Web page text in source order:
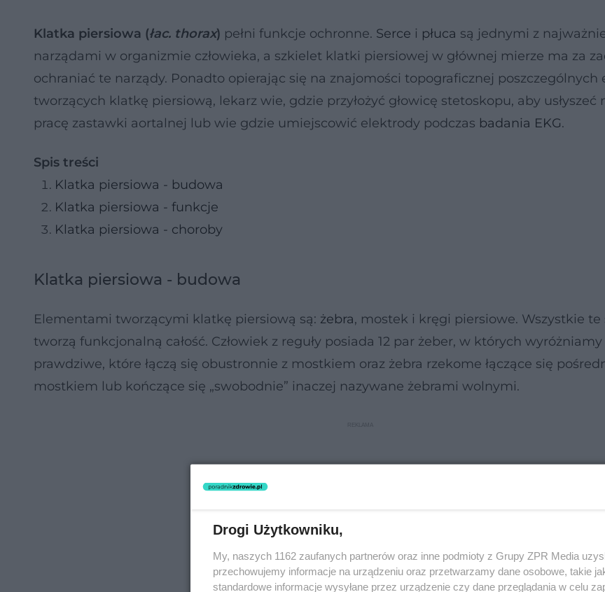
Klatka piersiowa (łac. thorax) pełni funkcje ochronne. Serce i płuca są jednymi z
narządami w organizmie człowieka, a szkielet klatki piersiowej w głównej mierze ma za
ochraniać te narządy. Ponadto opierając się na znajomości topograficznej poszczególnych
tworzących klatkę piersiową, lekarz wie, gdzie przyłożyć głowicę stetoskopu, aby usłyszeć
pracę zastawki aortalnej lub wie gdzie umiejscowić elektrody podczas badania EKG.
Spis treści
Klatka piersiowa - budowa
Klatka piersiowa - funkcje
Klatka piersiowa - choroby
Klatka piersiowa - budowa
Elementami tworzącymi klatkę piersiową są: żebra, mostek i kręgi piersiowe. Wszystkie te
tworzą funkcjonalną całość. Człowiek z reguły posiada 12 par żeber, w których wyróżniamy
prawdziwe, które łączą się obustronnie z mostkiem oraz żebra rzekome łączące się
mostkiem lub kończące się „swobodnie” inaczej nazywane żebrami wolnymi.
Drogi Użytkowniku,
My, naszych 1162 zaufanych partnerów oraz inne podmioty z Grupy ZPR Media
przechowujemy informacje na urządzeniu oraz przetwarzamy dane osobowe, takie
standardowe informacje wysyłane przez urządzenie czy dane przeglądania w celu